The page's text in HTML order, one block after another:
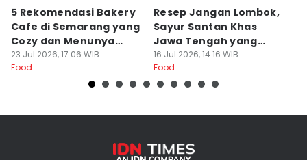
5 Rekomendasi Bakery
Cafe di Semarang yang
Cozy dan Menunya
Yummy
23 Jul 2026, 17:06 WIB
Food
Resep Jangan Lombok,
Sayur Santan Khas
Jawa Tengah yang
Gurih Nikmat!
16 Jul 2026, 14:16 WIB
Food